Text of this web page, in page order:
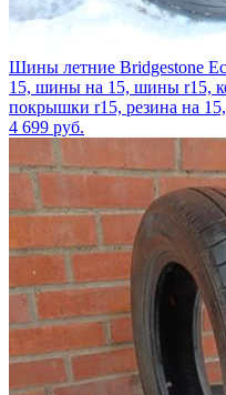
Шины летние Bridgestone
15, шины на 15, шины r15,
покрышки r15, резина на
4 699 руб.